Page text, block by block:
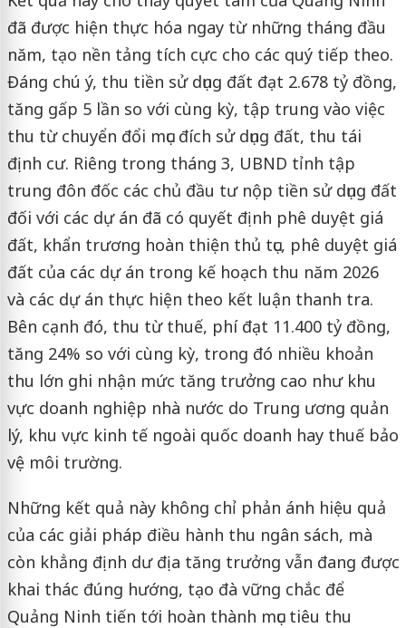
đã được hiện thực hóa ngay từ những tháng đầu
năm, tạo nền tảng tích cực cho các quý tiếp theo.
Đáng chú ý, thu tiền sử dụng đất đạt 2.678 tỷ đồng,
tăng gấp 5 lần so với cùng kỳ, tập trung vào việc
thu từ chuyển đổi mục đích sử dụng đất, thu tái
định cư. Riêng trong tháng 3, UBND tỉnh tập
trung đôn đốc các chủ đầu tư nộp tiền sử dụng đất
đối với các dự án đã có quyết định phê duyệt giá
đất, khẩn trương hoàn thiện thủ tục, phê duyệt giá
đất của các dự án trong kế hoạch thu năm 2026
và các dự án thực hiện theo kết luận thanh tra.
Bên cạnh đó, thu từ thuế, phí đạt 11.400 tỷ đồng,
tăng 24% so với cùng kỳ, trong đó nhiều khoản
thu lớn ghi nhận mức tăng trưởng cao như khu
vực doanh nghiệp nhà nước do Trung ương quản
lý, khu vực kinh tế ngoài quốc doanh hay thuế bảo
vệ môi trường.
Những kết quả này không chỉ phản ánh hiệu quả
của các giải pháp điều hành thu ngân sách, mà
còn khẳng định dư địa tăng trưởng vẫn đang được
khai thác đúng hướng, tạo đà vững chắc để
Quảng Ninh tiến tới hoàn thành mục tiêu thu